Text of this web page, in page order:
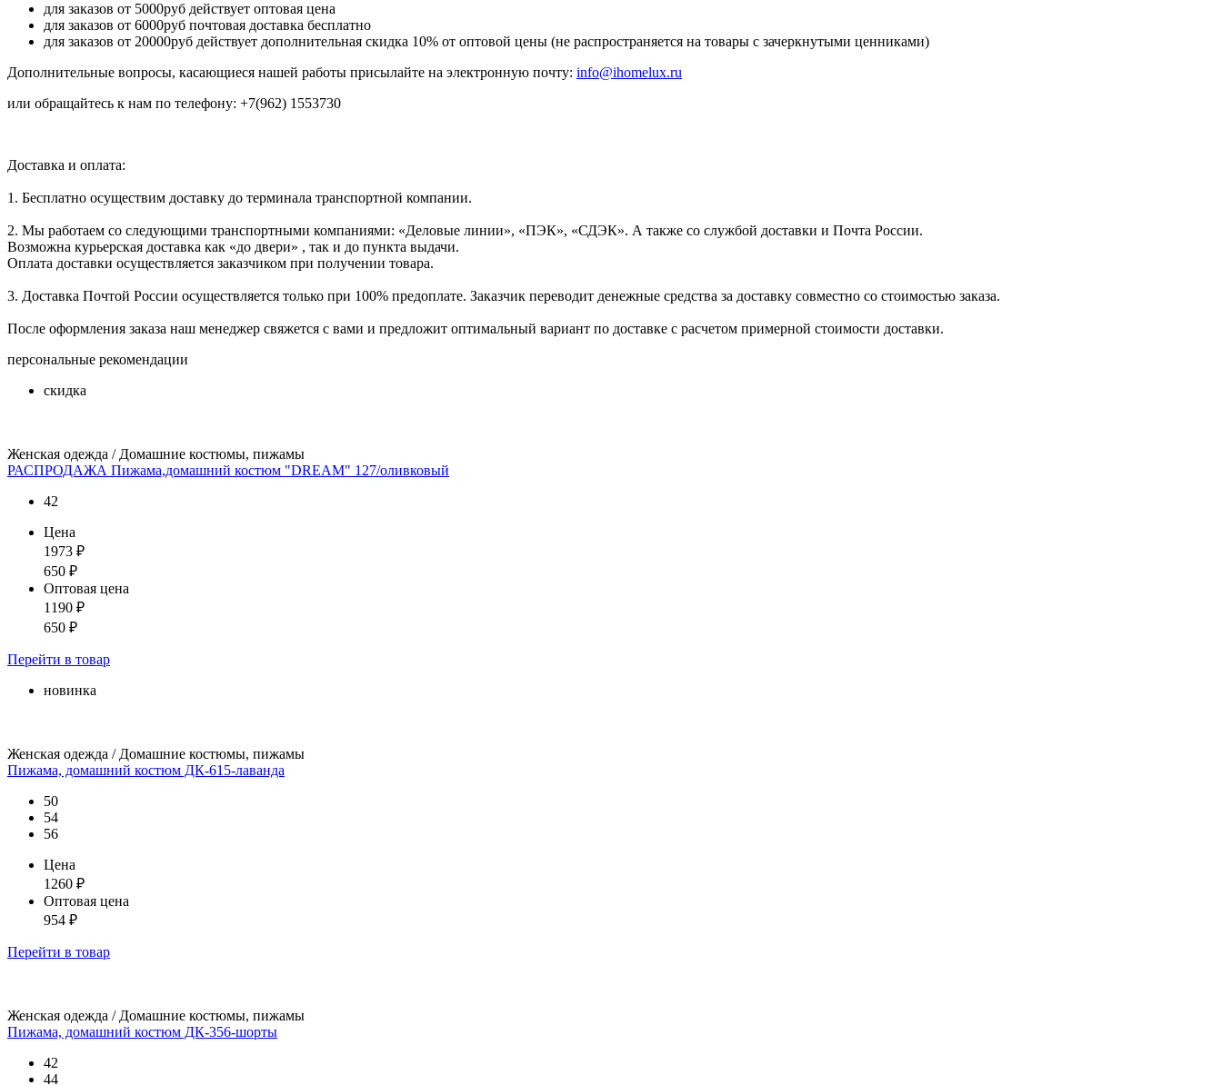
для заказов от 5000руб действует оптовая цена
для заказов от 6000руб почтовая доставка бесплатно
для заказов от 20000руб действует дополнительная скидка 10% от оптовой цены (не распространяется на товары с зачеркнутыми ценниками)
Дополнительные вопросы, касающиеся нашей работы присылайте на электронную почту: info@ihomelux.ru
или обращайтесь к нам по телефону: +7(962) 1553730
Доставка и оплата:
1. Бесплатно осуществим доставку до терминала транспортной компании.
2. Мы работаем со следующими транспортными компаниями: «Деловые линии», «ПЭК», «СДЭК». А также со службой доставки и Почта России.
Возможна курьерская доставка как «до двери» , так и до пункта выдачи.
Оплата доставки осуществляется заказчиком при получении товара.
3. Доставка Почтой России осуществляется только при 100% предоплате. Заказчик переводит денежные средства за доставку совместно со стоимостью заказа.
После оформления заказа наш менеджер свяжется с вами и предложит оптимальный вариант по доставке с расчетом примерной стоимости доставки.
персональные рекомендации
скидка
Женская одежда / Домашние костюмы, пижамы
РАСПРОДАЖА Пижама,домашний костюм "DREAM" 127/оливковый
42
Цена
1973 ₽
650 ₽
Оптовая цена
1190 ₽
650 ₽
Перейти в товар
новинка
Женская одежда / Домашние костюмы, пижамы
Пижама, домашний костюм ДК-615-лаванда
50
54
56
Цена
1260 ₽
Оптовая цена
954 ₽
Перейти в товар
Женская одежда / Домашние костюмы, пижамы
Пижама, домашний костюм ДК-356-шорты
42
44